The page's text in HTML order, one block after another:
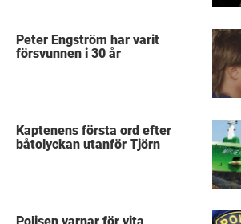
Peter Engström har varit
försvunnen i 30 år
Kaptenens första ord efter
båtolyckan utanför Tjörn